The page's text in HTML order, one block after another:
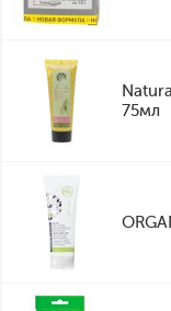
75мл